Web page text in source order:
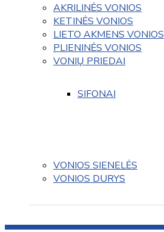
AKRILINĖS VONIOS
KETINĖS VONIOS
LIETO AKMENS VONIOS
PLIENINĖS VONIOS
VONIŲ PRIEDAI
SIFONAI
VONIOS SIENELĖS
VONIOS DURYS